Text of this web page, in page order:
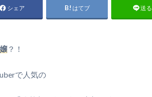
シェア はてブ 送る
？！
で人気の